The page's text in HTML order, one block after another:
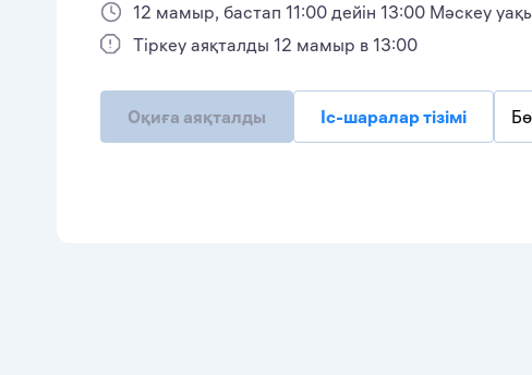
12 мамыр, бастап 11:00 дейін 13:00 Мәскеу
Тіркеу аяқталды 12 мамыр в 13:00
Оқиға аяқталды Іс-шаралар тізімі